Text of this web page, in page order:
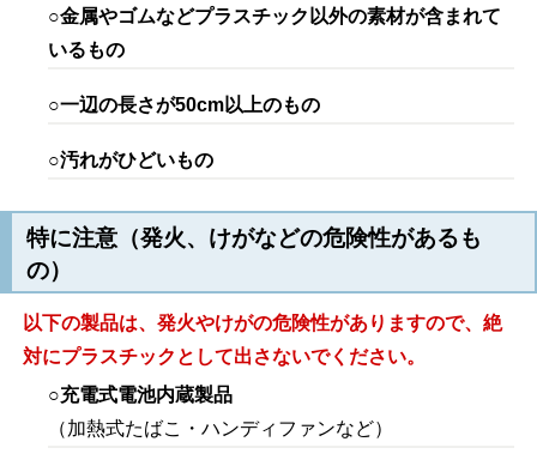
○金属やゴムなどプラスチック以外の素材が含まれて
いるもの
○一辺の長さが50cm以上のもの
○汚れがひどいもの
特に注意（発火、けがなどの危険性があるも
の）
以下の製品は、発火やけがの危険性がありますので、絶
対にプラスチックとして出さないでください。
○充電式電池内蔵製品
（加熱式たばこ・ハンディファンなど）